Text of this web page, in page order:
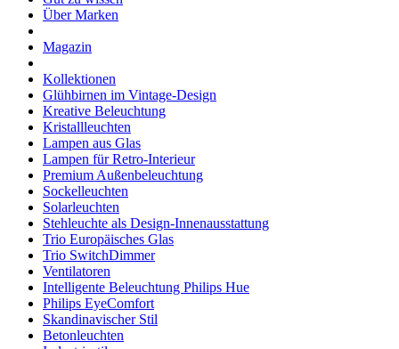
Über Marken
Magazin
Kollektionen
Glühbirnen im Vintage-Design
Kreative Beleuchtung
Kristallleuchten
Lampen aus Glas
Lampen für Retro-Interieur
Premium Außenbeleuchtung
Sockelleuchten
Solarleuchten
Stehleuchte als Design-Innenausstattung
Trio Europäisches Glas
Trio SwitchDimmer
Ventilatoren
Intelligente Beleuchtung Philips Hue
Philips EyeComfort
Skandinavischer Stil
Betonleuchten